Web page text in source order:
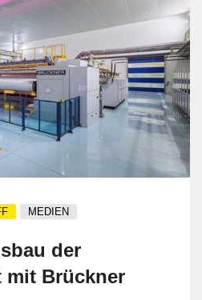
MEDIEN
der
mit Brückner